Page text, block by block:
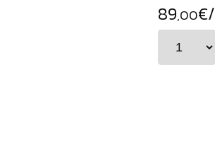
89,00€/